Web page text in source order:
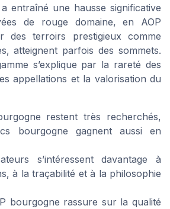
entraîné une hausse significative
de rouge domaine, en AOP
des terroirs prestigieux comme
atteignent parfois des sommets.
s’explique par la rareté des
appellations et la valorisation du
restent très recherchés,
bourgogne gagnent aussi en
s’intéressent davantage à
à la traçabilité et à la philosophie
bourgogne rassure sur la qualité